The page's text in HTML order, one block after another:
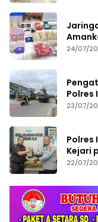
24/07/
Polres
23/07/
Polres
Kejari
22/07/